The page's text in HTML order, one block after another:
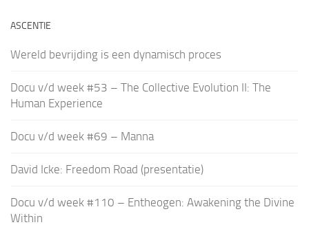
ASCENTIE
Wereld bevrijding is een dynamisch proces
Docu v/d week #53 – The Collective Evolution II: The
Human Experience
Docu v/d week #69 – Manna
David Icke: Freedom Road (presentatie)
Docu v/d week #110 – Entheogen: Awakening the Divine
Within